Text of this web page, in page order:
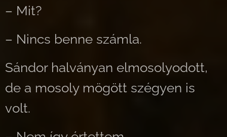
– Mit?
– Nincs benne számla.
Sándor halványan elmosolyodott,
de a mosoly mögött szégyen is
volt.